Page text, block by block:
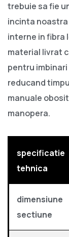
trebuie sa fie
incinta
interne in fibra
material livrat
pentru
reducand
manuale
manopera.
specificatie
tehnica
dimensiune
sectiune